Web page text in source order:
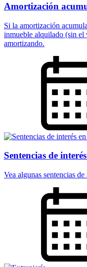
Amortización
Si la amortización
inmueble alquilado (sin el
amortizando.
Sentencias de
Vea algunas sentencias